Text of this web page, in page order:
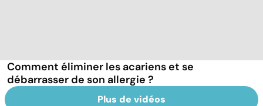
Comment éliminer les acariens et se
débarrasser de son allergie ?
Plus de vidéos